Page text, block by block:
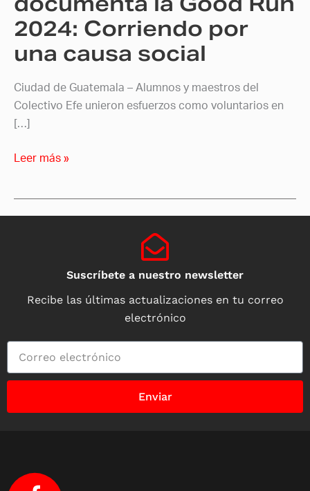
2024: Corriendo por
una causa social
Ciudad de Guatemala – Alumnos y maestros del
Colectivo Efe unieron esfuerzos como voluntarios en
[…]
causa
social
Leer más »
Suscríbete a nuestro newsletter
Recibe las últimas actualizaciones en tu correo
electrónico
Enviar